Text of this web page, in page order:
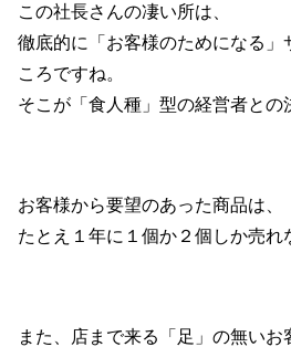
この社長さんの凄い所は、
徹底的に「お客様のためになる」
ころですね。
そこが「食人種」型の経営者との
お客様から要望のあった商品は、
たとえ１年に１個か２個しか売れ
また、店まで来る「足」の無いお